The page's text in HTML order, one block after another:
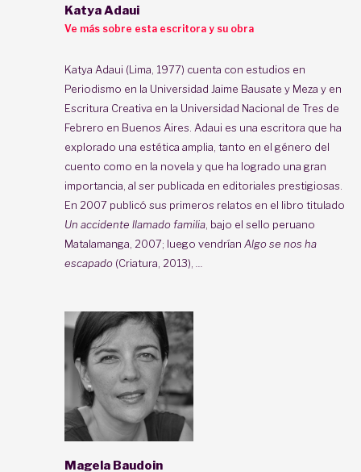
Katya Adaui
Ve más sobre esta escritora y su obra
Katya Adaui (Lima, 1977) cuenta con estudios en
Periodismo en la Universidad Jaime Bausate y Meza y en
Escritura Creativa en la Universidad Nacional de Tres de
Febrero en Buenos Aires. Adaui es una escritora que ha
explorado una estética amplia, tanto en el género del
cuento como en la novela y que ha logrado una gran
importancia, al ser publicada en editoriales prestigiosas.
En 2007 publicó sus primeros relatos en el libro titulado
Un accidente llamado familia , bajo el sello peruano
Matalamanga, 2007; luego vendrían Algo se nos ha
escapado (Criatura, 2013),
Magela Baudoin